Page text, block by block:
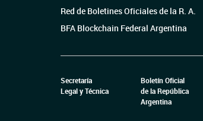
Red de Boletines Oficiales de la R. A.
BFA Blockchain Federal Argentina
Secretaría
Legal y Técnica
Boletín Oficial
de la República
Argentina